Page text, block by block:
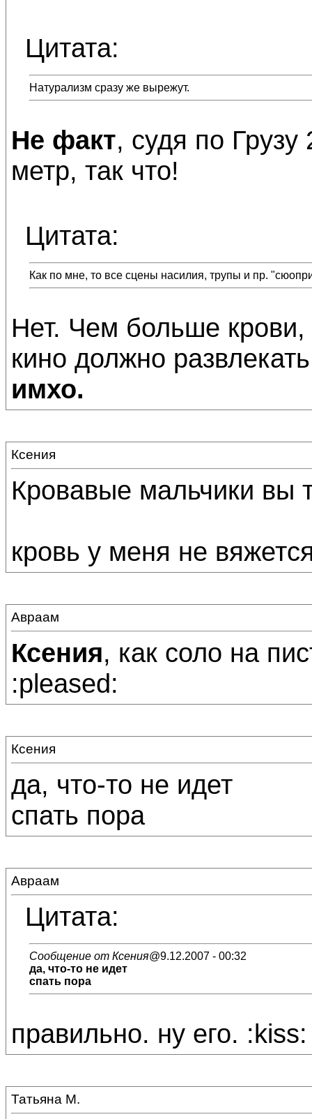
Цитата:
Натурализм сразу же вырежут.
Не факт, судя по
метр, так что!
Цитата:
Как по мне, то все сцены насилия, трупы и пр.
Нет. Чем больше
кино должно
имхо.
Ксения
Кровавые мальчики вы
кровь у меня не
Авраам
Ксения, как соло на
:pleased:
Ксения
да, что-то не идет
спать пора
Авраам
Цитата:
Сообщение от Ксения@9.12.2007 - 00:32
да, что-то не идет
спать пора
правильно. ну его. :kiss:
Татьяна М.